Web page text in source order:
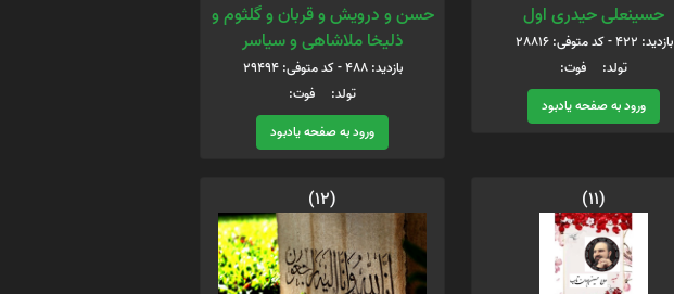
حسینعلی حیدری اول
بازدید: 422 - کد متوفی: 28816
تولد: فوت:
ورود به صفحه یادبود
حسن و درویش و قربان و گلثوم و
ذلیخا ملاشاهی و سیاسر
بازدید: 488 - کد متوفی: 29494
تولد: فوت:
ورود به صفحه یادبود
(11)
(12)